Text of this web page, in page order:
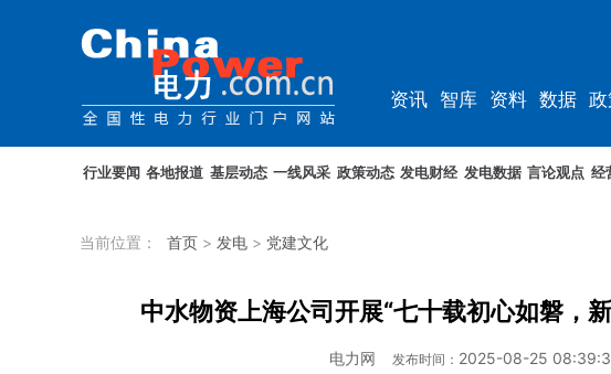
资讯 智库 资料 数据 政
行业要闻 各地报道 基层动态 一线风采 政策动态 发电财经 发电数据 言论观点 经
当前位置： 首页 > 发电 > 党建文化
中水物资上海公司开展“七十载初心如磐，
电力网 发布时间： 2025-08-25